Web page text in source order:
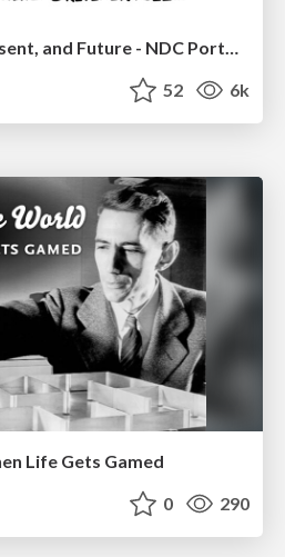
JavaScript: Past, Present, and Future - NDC Porto 2020
52 6k
Life Gets Gamed
0 290